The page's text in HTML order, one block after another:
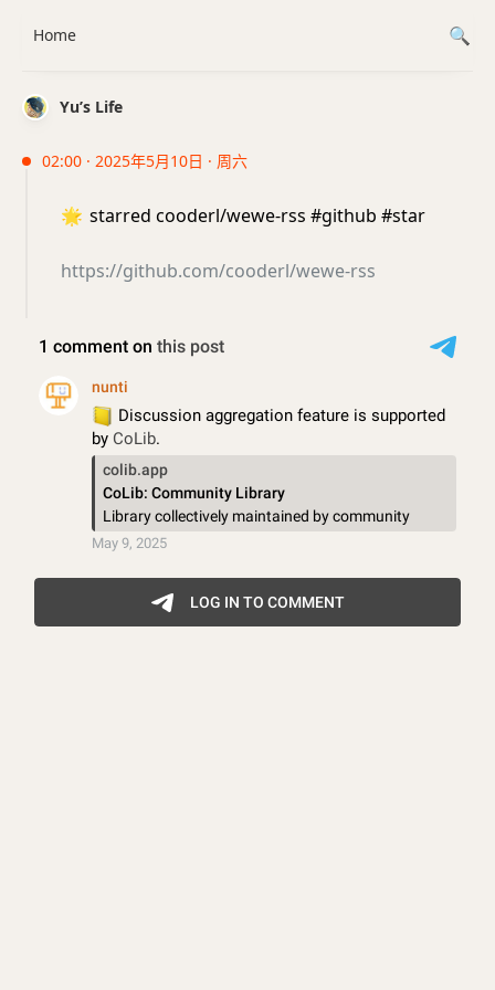
Yu’s Life
02:00 · 2025年5月10日 · 周六
🌟 starred cooderl/wewe-rss #github #star
https://github.com/cooderl/wewe-rss
Home